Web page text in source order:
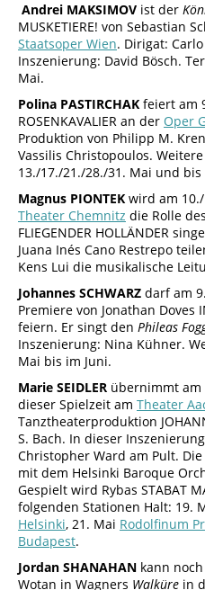
Andrei MAKSIMOV ist der
MUSKETIERE! von Sebastian
Staatsoper Wien. Dirigat:
Inszenierung: David Bösch.
Mai.
Polina PASTIRCHAK feiert am
ROSENKAVALIER an der Oper
Produktion von Philipp M.
Vassilis Christopoulos.
13./17./21./28./31. Mai und bis
Magnus PIONTEK wird am
Theater Chemnitz die Rolle des
FLIEGENDER HOLLÄNDER
Juana Inés Cano Restrepo
Kens Lui die musikalische
Johannes SCHWARZ darf am
Premiere von Jonathan Doves
feiern. Er singt den Phileas
Inszenierung: Nina Kühner.
Mai bis im Juni.
Marie SEIDLER übernimmt am
dieser Spielzeit am Theater
Tanztheaterproduktion
S. Bach. In dieser
Christopher Ward am Pult.
mit dem Helsinki Baroque
Gespielt wird Rybas STABAT
folgenden Stationen Halt: 19.
Helsinki, 21. Mai Rodolfinum
Budapest.
Jordan SHANAHAN kann
Wotan in Wagners Walküre in